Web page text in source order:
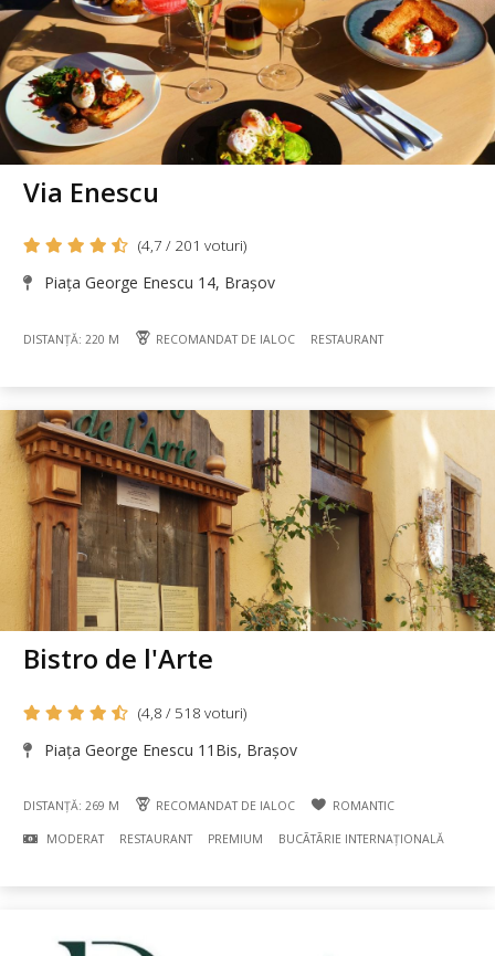
Via Enescu
(4,7 / 201 voturi)
Piața George Enescu 14, Brașov
DISTANȚĂ: 220 M RECOMANDAT DE IALOC RESTAURANT
Bistro de l'Arte
(4,8 / 518 voturi)
Piața George Enescu 11Bis, Brașov
DISTANȚĂ: 269 M RECOMANDAT DE IALOC ROMANTIC
MODERAT RESTAURANT PREMIUM BUCÃTÃRIE INTERNAȚIONALĂ